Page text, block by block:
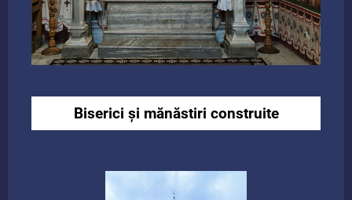
Biserici și mănăstiri construite